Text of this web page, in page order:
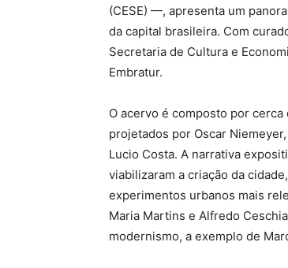
(CESE) —, apresenta um
da capital brasileira. Com
Secretaria de Cultura e
Embratur.
O acervo é composto por
projetados por Oscar
Lucio Costa. A narrativa
viabilizaram a criação da
experimentos urbanos mais
Maria Martins e Alfredo
modernismo, a exemplo de